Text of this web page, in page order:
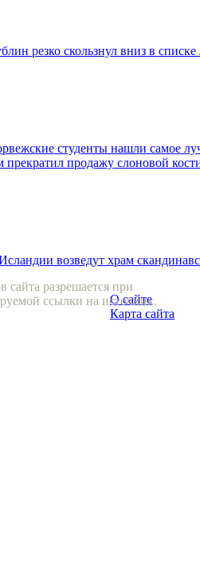
резко скользнул вниз в
студенты нашли самое
возведут храм
сайта разрешается при
ссылки на источник.
О сайте
Карта сайта